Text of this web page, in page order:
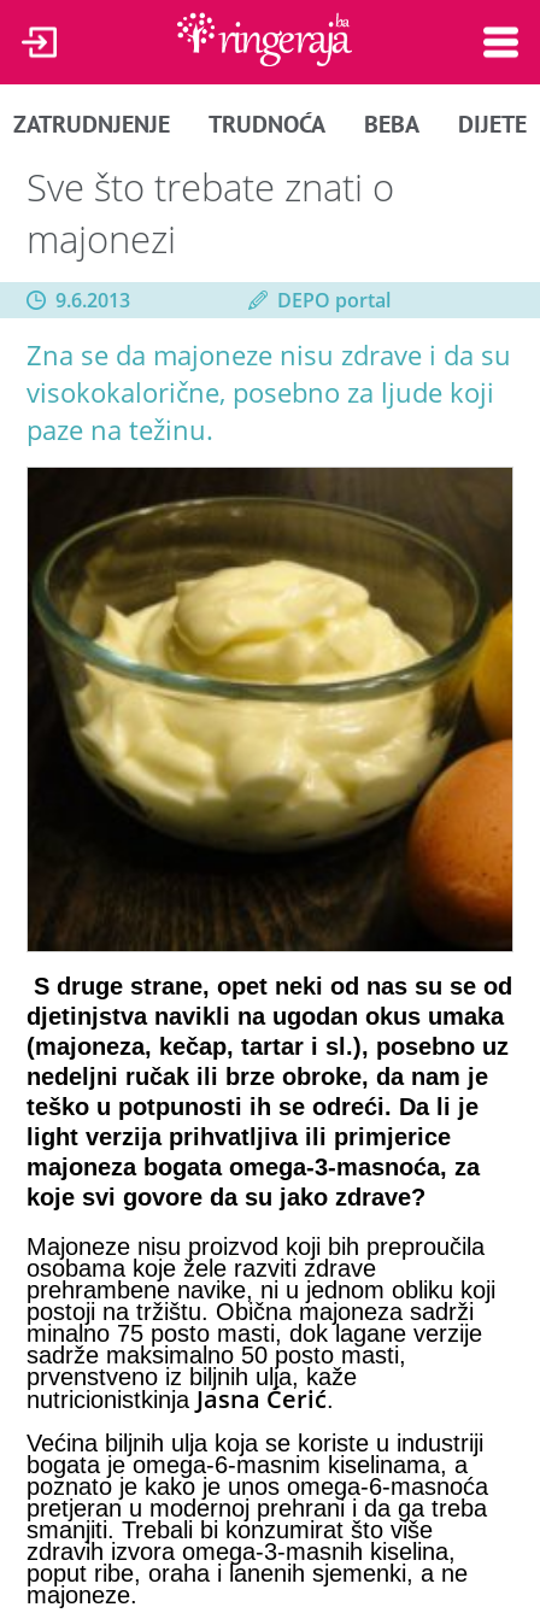
ZATRUDNJENJE TRUDNOĆA BEBA DIJETE
Sve što trebate znati o
majonezi
9.6.2013 DEPO portal
Zna se da majoneze nisu zdrave i da su
visokokalorične, posebno za ljude koji
paze na težinu.
S druge strane, opet neki od nas su se od
djetinjstva navikli na ugodan okus umaka
(majoneza, kečap, tartar i sl.), posebno uz
nedeljni ručak ili brze obroke, da nam je
teško u potpunosti ih se odreći. Da li je
light verzija prihvatljiva ili primjerice
majoneza bogata omega-3-masnoća, za
koje svi govore da su jako zdrave?
Majoneze nisu proizvod koji bih preproučila
osobama koje žele razviti zdrave
prehrambene navike, ni u jednom obliku koji
postoji na tržištu. Obična majoneza sadrži
minalno 75 posto masti, dok lagane verzije
sadrže maksimalno 50 posto masti,
prvenstveno iz biljnih ulja, kaže
nutricionistkinja Jasna Ćerić.
Većina biljnih ulja koja se koriste u industriji
bogata je omega-6-masnim kiselinama, a
poznato je kako je unos omega-6-masnoća
pretjeran u modernoj prehrani i da ga treba
smanjiti. Trebali bi konzumirat što više
zdravih izvora omega-3-masnih kiselina,
poput ribe, oraha i lanenih sjemenki, a ne
majoneze.